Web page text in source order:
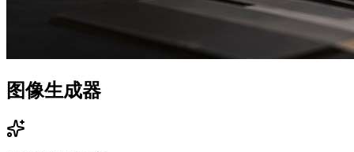
图像生成器